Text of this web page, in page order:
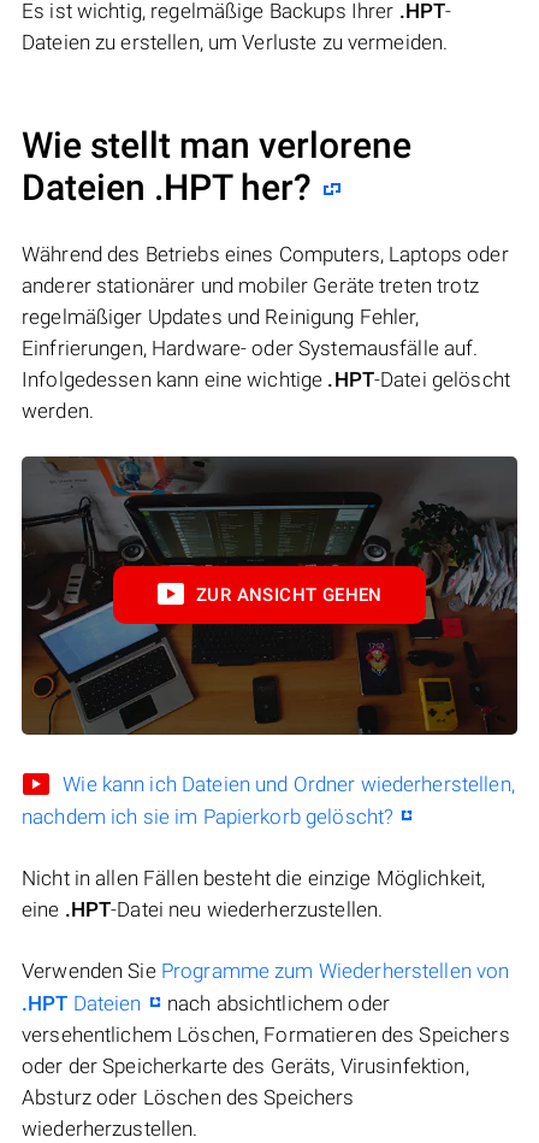
Es ist wichtig, regelmäßige Backups Ihrer .HPT-
Dateien zu erstellen, um Verluste zu vermeiden.
Wie stellt man verlorene
Dateien .HPT her?
Während des Betriebs eines Computers, Laptops oder
anderer stationärer und mobiler Geräte treten trotz
regelmäßiger Updates und Reinigung Fehler,
Einfrierungen, Hardware- oder Systemausfälle auf.
Infolgedessen kann eine wichtige .HPT-Datei gelöscht
werden.
ZUR ANSICHT GEHEN
Wie kann ich Dateien und Ordner wiederherstellen,
nachdem ich sie im Papierkorb gelöscht?
Nicht in allen Fällen besteht die einzige Möglichkeit,
eine .HPT-Datei neu wiederherzustellen.
Verwenden Sie Programme zum Wiederherstellen von
.HPT Dateien
nach absichtlichem oder
versehentlichem Löschen, Formatieren des Speichers
oder der Speicherkarte des Geräts, Virusinfektion,
Absturz oder Löschen des Speichers
wiederherzustellen.